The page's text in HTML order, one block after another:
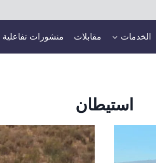
الخدمات مقابلات منشورات تفاعلية
استيطان